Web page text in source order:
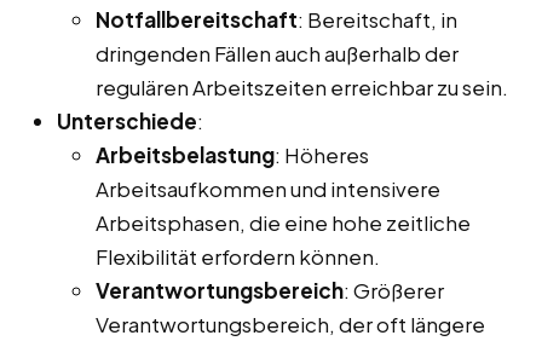
Notfallbereitschaft: Bereitschaft, in
dringenden Fällen auch außerhalb der
regulären Arbeitszeiten erreichbar zu sein.
Unterschiede:
Arbeitsbelastung: Höheres
Arbeitsaufkommen und intensivere
Arbeitsphasen, die eine hohe zeitliche
Flexibilität erfordern können.
Verantwortungsbereich: Größerer
Verantwortungsbereich, der oft längere